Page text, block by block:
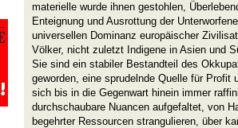
materielle wurde ihnen gestohlen,
Enteignung und Ausrottung der
universellen Dominanz europäischer
Völker, nicht zuletzt Indigene in Asien und
Sie sind ein stabiler Bestandteil des
geworden, eine sprudelnde Quelle für Profit
sich bis in die Gegenwart hinein immer
durchschaubare Nuancen aufgefaltet, von
begehrter Ressourcen strangulieren, über